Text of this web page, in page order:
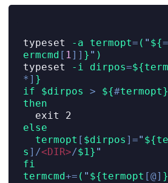
typeset -a termopt= ( " ${=
ermcmd [ 1]] } " )
typeset
-i dirpos=
*] }
if
$dirpos > ${#termopt}
then
exit 2
else
termopt [ $dirpos ]="
s ]/<DIR>/$1} "
fi
termcmd+= ( " ${termopt [@] }